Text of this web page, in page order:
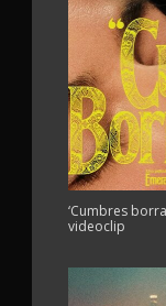
‘Cumbres
videoclip